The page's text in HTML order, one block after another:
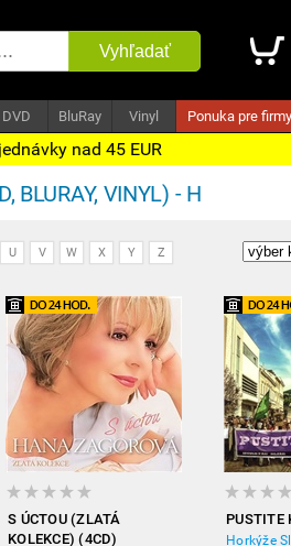
Vyhľadať
DVD BluRay Vinyl Ponuka pre firmy
nad 45 EUR
BLURAY, VINYL) - H
U V W X Y Z
S ÚCTOU (ZLATÁ
KOLEKCE) (4CD)
PUSTITE
Horkýže